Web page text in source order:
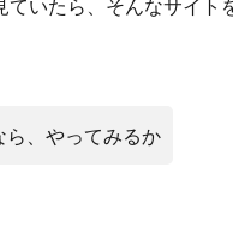
いたら、そんなサイト
ら、やってみるか